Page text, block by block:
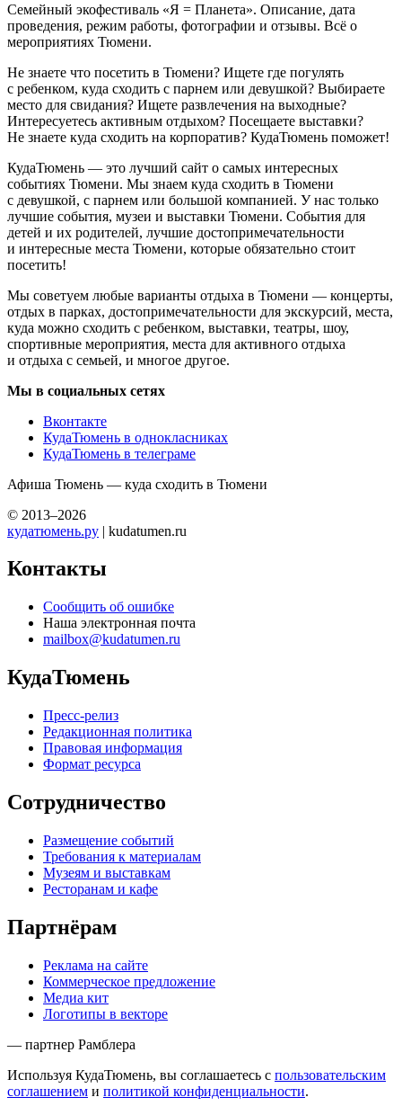
Семейный экофестиваль «Я = Планета». Описание, дата
проведения, режим работы, фотографии и отзывы. Всё о
мероприятиях Тюмени.
Не знаете что посетить в Тюмени? Ищете где погулять
с ребенком, куда сходить с парнем или девушкой? Выбираете
место для свидания? Ищете развлечения на выходные?
Интересуетесь активным отдыхом? Посещаете выставки?
Не знаете куда сходить на корпоратив? КудаТюмень поможет!
КудаТюмень — это лучший сайт о самых интересных
событиях Тюмени. Мы знаем куда сходить в Тюмени
с девушкой, с парнем или большой компанией. У нас только
лучшие события, музеи и выставки Тюмени. События для
детей и их родителей, лучшие достопримечательности
и интересные места Тюмени, которые обязательно стоит
посетить!
Мы советуем любые варианты отдыха в Тюмени — концерты,
отдых в парках, достопримечательности для экскурсий, места,
куда можно сходить с ребенком, выставки, театры, шоу,
спортивные мероприятия, места для активного отдыха
и отдыха с семьей, и многое другое.
Мы в социальных сетях
Вконтакте
КудаТюмень в однокласниках
КудаТюмень в телеграме
Афиша Тюмень — куда сходить в Тюмени
© 2013–2026
кудатюмень.ру | kudatumen.ru
Контакты
Сообщить об ошибке
Наша электронная почта
mailbox@kudatumen.ru
КудаТюмень
Пресс-релиз
Редакционная политика
Правовая информация
Формат ресурса
Сотрудничество
Размещение событий
Требования к материалам
Музеям и выставкам
Ресторанам и кафе
Партнёрам
Реклама на сайте
Коммерческое предложение
Медиа кит
Логотипы в векторе
— партнер Рамблера
Используя КудаТюмень, вы соглашаетесь с пользовательским
соглашением и политикой конфиденциальности.